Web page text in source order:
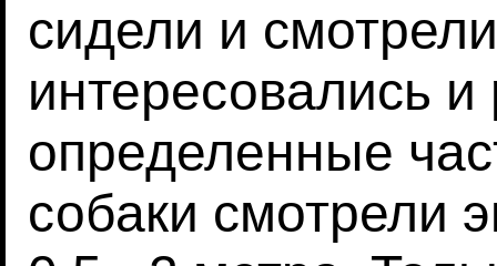
сидели и
интересовались
определенные
собаки смотрели